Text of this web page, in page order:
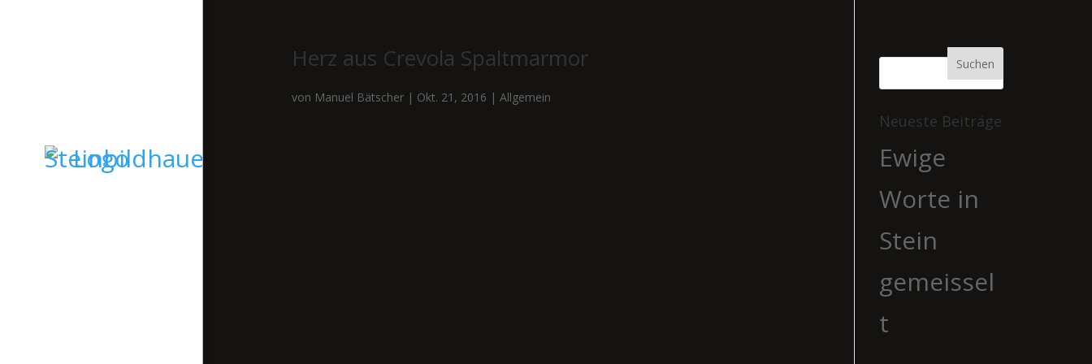
Herz aus Crevola Spaltmarmor
von Manuel Bätscher | Okt. 21, 2016 |Allgemein
Neueste Beiträge
Ewige
Worte in
Stein
gemeissel
t